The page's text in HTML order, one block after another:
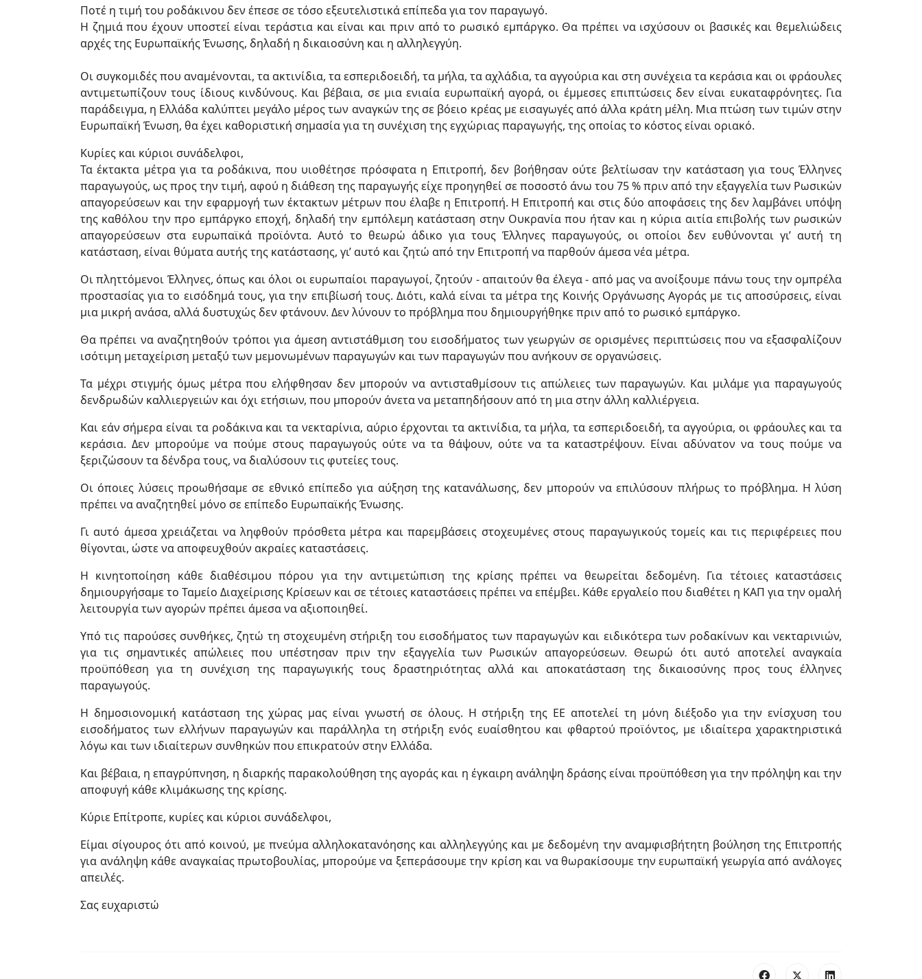
Ποτέ η τιμή του ροδάκινου δεν έπεσε σε τόσο εξευτελιστικά επίπεδα για τον παραγωγό.
Η ζημιά που έχουν υποστεί είναι τεράστια και είναι και πριν από το ρωσικό εμπάργκο. Θα πρέπει να ισχύσουν οι βασικές και θεμελιώδεις
αρχές της Ευρωπαϊκής Ένωσης, δηλαδή η δικαιοσύνη και η αλληλεγγύη.
Οι συγκομιδές που αναμένονται, τα ακτινίδια, τα εσπεριδοειδή, τα μήλα, τα αχλάδια, τα αγγούρια και στη συνέχεια τα κεράσια και οι φράουλες
αντιμετωπίζουν τους ίδιους κινδύνους. Και βέβαια, σε μια ενιαία ευρωπαϊκή αγορά, οι έμμεσες επιπτώσεις δεν είναι ευκαταφρόνητες. Για
παράδειγμα, η Ελλάδα καλύπτει μεγάλο μέρος των αναγκών της σε βόειο κρέας με εισαγωγές από άλλα κράτη μέλη. Μια πτώση των τιμών στην
Ευρωπαϊκή Ένωση, θα έχει καθοριστική σημασία για τη συνέχιση της εγχώριας παραγωγής, της οποίας το κόστος είναι οριακό.
Κυρίες και κύριοι συνάδελφοι,
Τα έκτακτα μέτρα για τα ροδάκινα, που υιοθέτησε πρόσφατα η Επιτροπή, δεν βοήθησαν ούτε βελτίωσαν την κατάσταση για τους Έλληνες
παραγωγούς, ως προς την τιμή, αφού η διάθεση της παραγωγής είχε προηγηθεί σε ποσοστό άνω του 75 % πριν από την εξαγγελία των Ρωσικών
απαγορεύσεων και την εφαρμογή των έκτακτων μέτρων που έλαβε η Επιτροπή. Η Επιτροπή και στις δύο αποφάσεις της δεν λαμβάνει υπόψη
της καθόλου την προ εμπάργκο εποχή, δηλαδή την εμπόλεμη κατάσταση στην Ουκρανία που ήταν και η κύρια αιτία επιβολής των ρωσικών
απαγορεύσεων στα ευρωπαϊκά προϊόντα. Αυτό το θεωρώ άδικο για τους Έλληνες παραγωγούς, οι οποίοι δεν ευθύνονται γι’ αυτή τη
κατάσταση, είναι θύματα αυτής της κατάστασης, γι’ αυτό και ζητώ από την Επιτροπή να παρθούν άμεσα νέα μέτρα.
Οι πληττόμενοι Έλληνες, όπως και όλοι οι ευρωπαίοι παραγωγοί, ζητούν - απαιτούν θα έλεγα - από μας να ανοίξουμε πάνω τους την ομπρέλα
προστασίας για το εισόδημά τους, για την επιβίωσή τους. Διότι, καλά είναι τα μέτρα της Κοινής Οργάνωσης Αγοράς με τις αποσύρσεις, είναι
μια μικρή ανάσα, αλλά δυστυχώς δεν φτάνουν. Δεν λύνουν το πρόβλημα που δημιουργήθηκε πριν από το ρωσικό εμπάργκο.
Θα πρέπει να αναζητηθούν τρόποι για άμεση αντιστάθμιση του εισοδήματος των γεωργών σε ορισμένες περιπτώσεις που να εξασφαλίζουν
ισότιμη μεταχείριση μεταξύ των μεμονωμένων παραγωγών και των παραγωγών που ανήκουν σε οργανώσεις.
Τα μέχρι στιγμής όμως μέτρα που ελήφθησαν δεν μπορούν να αντισταθμίσουν τις απώλειες των παραγωγών. Και μιλάμε για παραγωγούς
δενδρωδών καλλιεργειών και όχι ετήσιων, που μπορούν άνετα να μεταπηδήσουν από τη μια στην άλλη καλλιέργεια.
Και εάν σήμερα είναι τα ροδάκινα και τα νεκταρίνια, αύριο έρχονται τα ακτινίδια, τα μήλα, τα εσπεριδοειδή, τα αγγούρια, οι φράουλες και τα
κεράσια. Δεν μπορούμε να πούμε στους παραγωγούς ούτε να τα θάψουν, ούτε να τα καταστρέψουν. Είναι αδύνατον να τους πούμε να
ξεριζώσουν τα δένδρα τους, να διαλύσουν τις φυτείες τους.
Οι όποιες λύσεις προωθήσαμε σε εθνικό επίπεδο για αύξηση της κατανάλωσης, δεν μπορούν να επιλύσουν πλήρως το πρόβλημα. Η λύση
πρέπει να αναζητηθεί μόνο σε επίπεδο Ευρωπαϊκής Ένωσης.
Γι αυτό άμεσα χρειάζεται να ληφθούν πρόσθετα μέτρα και παρεμβάσεις στοχευμένες στους παραγωγικούς τομείς και τις περιφέρειες που
θίγονται, ώστε να αποφευχθούν ακραίες καταστάσεις.
Η κινητοποίηση κάθε διαθέσιμου πόρου για την αντιμετώπιση της κρίσης πρέπει να θεωρείται δεδομένη. Για τέτοιες καταστάσεις
δημιουργήσαμε το Ταμείο Διαχείρισης Κρίσεων και σε τέτοιες καταστάσεις πρέπει να επέμβει. Κάθε εργαλείο που διαθέτει η ΚΑΠ για την ομαλή
λειτουργία των αγορών πρέπει άμεσα να αξιοποιηθεί.
Υπό τις παρούσες συνθήκες, ζητώ τη στοχευμένη στήριξη του εισοδήματος των παραγωγών και ειδικότερα των ροδακίνων και νεκταρινιών,
για τις σημαντικές απώλειες που υπέστησαν πριν την εξαγγελία των Ρωσικών απαγορεύσεων. Θεωρώ ότι αυτό αποτελεί αναγκαία
προϋπόθεση για τη συνέχιση της παραγωγικής τους δραστηριότητας αλλά και αποκατάσταση της δικαιοσύνης προς τους έλληνες
παραγωγούς.
Η δημοσιονομική κατάσταση της χώρας μας είναι γνωστή σε όλους. Η στήριξη της ΕΕ αποτελεί τη μόνη διέξοδο για την ενίσχυση του
εισοδήματος των ελλήνων παραγωγών και παράλληλα τη στήριξη ενός ευαίσθητου και φθαρτού προϊόντος, με ιδιαίτερα χαρακτηριστικά
λόγω και των ιδιαίτερων συνθηκών που επικρατούν στην Ελλάδα.
Και βέβαια, η επαγρύπνηση, η διαρκής παρακολούθηση της αγοράς και η έγκαιρη ανάληψη δράσης είναι προϋπόθεση για την πρόληψη και την
αποφυγή κάθε κλιμάκωσης της κρίσης.
Κύριε Επίτροπε, κυρίες και κύριοι συνάδελφοι,
Είμαι σίγουρος ότι από κοινού, με πνεύμα αλληλοκατανόησης και αλληλεγγύης και με δεδομένη την αναμφισβήτητη βούληση της Επιτροπής
για ανάληψη κάθε αναγκαίας πρωτοβουλίας, μπορούμε να ξεπεράσουμε την κρίση και να θωρακίσουμε την ευρωπαϊκή γεωργία από ανάλογες
απειλές.
Σας ευχαριστώ